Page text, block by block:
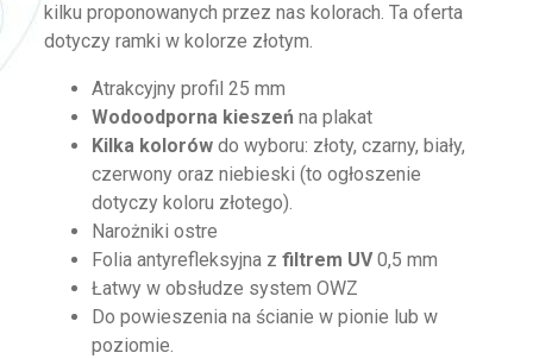
kilku proponowanych przez nas kolorach. Ta oferta
dotyczy ramki w kolorze złotym.
Atrakcyjny profil 25 mm
Wodoodporna kieszeń na plakat
Kilka kolorów do wyboru: złoty, czarny, biały,
czerwony oraz niebieski (to ogłoszenie
dotyczy koloru złotego).
Narożniki ostre
Folia antyrefleksyjna zfiltrem UV0,5 mm
Łatwy w obsłudze system OWZ
Do powieszenia na ścianie w pionie lub w
poziomie.